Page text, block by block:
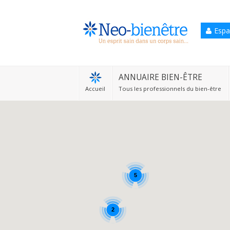
Accueil
ANNUAIRE BIEN-ÊTRE
Tous les professionnels du bien-être
5
2